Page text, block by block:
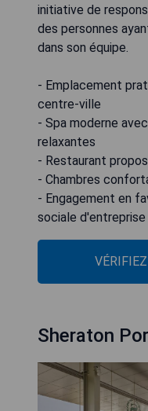
initiative de
des personnes
dans son équipe.
- Emplacement
centre-ville
- Spa moderne
relaxantes
- Restaurant
- Chambres
- Engagement en
sociale d'entreprise
Sheraton